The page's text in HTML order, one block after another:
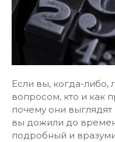
Если вы, когда-либо,
вопросом, кто и как
почему они выглядят
вы дожили до
подробный и